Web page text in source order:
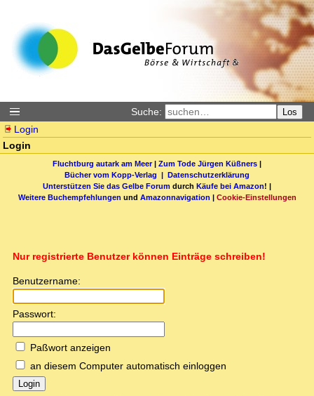
Suche: Los
Login
Login
Fluchtburg autark am Meer| Zum Tode Jürgen Küßners |
Bücher vom Kopp-Verlag | Datenschutzerklärung
Unterstützen Sie das Gelbe Forum durch Käufe bei Amazon! |
Weitere Buchempfehlungen und Amazonnavigation | Cookie-Einstellungen
Nur registrierte Benutzer können Einträge schreiben!
Benutzername:
Passwort:
Paßwort anzeigen
an diesem Computer automatisch einloggen
Login